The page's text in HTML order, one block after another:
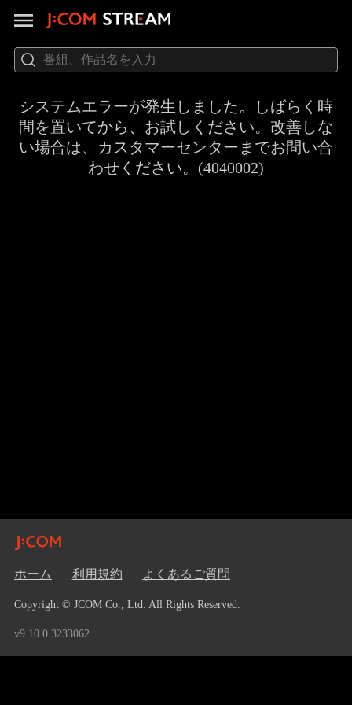
システムエラーが発生しました。しばらく時
間を置いてから、お試しください。改善しな
い場合は、カスタマーセンターまでお問い合
わせください。(4040002)
ホーム 利用規約 よくあるご質問
Copyright © JCOM Co., Ltd. All Rights Reserved.
v9.10.0.3233062